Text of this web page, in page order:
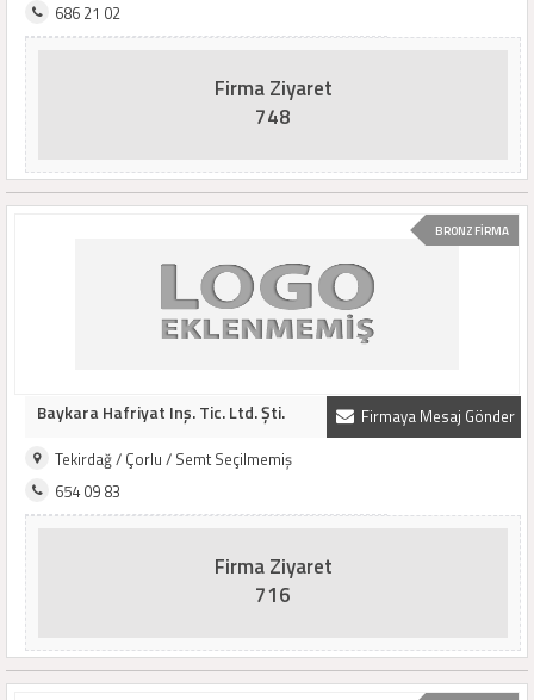
686 21 02
Firma Ziyaret
748
BRONZ FİRMA
Firmaya Mesaj Gönder
Baykara Hafriyat Inş. Tic. Ltd. Şti.
Tekirdağ / Çorlu / Semt Seçilmemiş
654 09 83
Firma Ziyaret
716